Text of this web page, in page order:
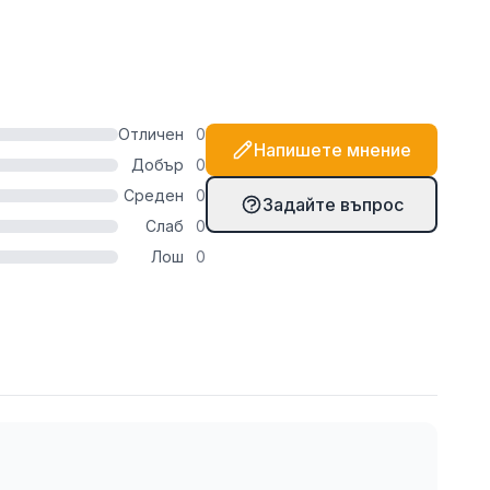
Отличен
0
Добър
0
Среден
0
Слаб
0
Лош
0
Напишете мнение
Задайте въпрос